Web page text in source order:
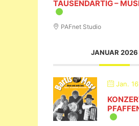
TAUSENDARTIG –
PAFnet Studio
JANUAR 2026
Jan.